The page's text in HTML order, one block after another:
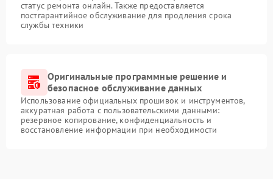
статус ремонта онлайн. Также предоставляется
постгарантийное обслуживание для продления срока
службы техники
Оригинальные программные решение и
безопасное обслуживание данных
Использование официальных прошивок и инструментов,
аккуратная работа с пользовательскими данными:
резервное копирование, конфиденциальность и
восстановление информации при необходимости